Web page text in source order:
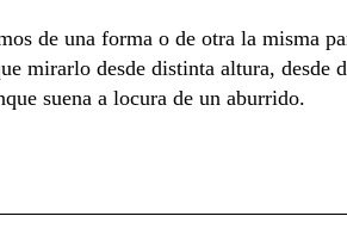
de una forma o de otra la misma
mirarlo desde distinta altura, desde
suena a locura de un aburrido.